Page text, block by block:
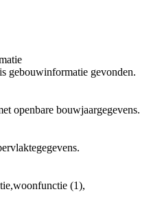
gebouwinformatie gevonden.
openbare bouwjaargegevens.
(1),